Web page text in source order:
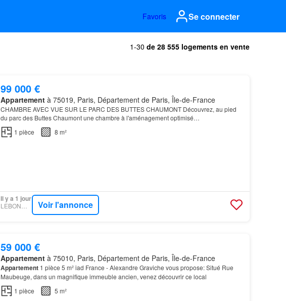
Favoris Se connecter
1-30 de 28 555 logements en vente
99 000 €
Appartementà 75019, Paris, Département de Paris, Île-de-France
CHAMBRE AVEC VUE SUR LE PARC DES BUTTES CHAUMONT Découvrez, au pied
du parc des Buttes Chaumont une chambre à l'aménagement optimisé…
1 pièce 8 m²
Il y a 1 jour
LEBONCOIN Voir l'annonce
59 000 €
Appartementà 75010, Paris, Département de Paris, Île-de-France
Appartement1 pièce 5 m² iad France - Alexandre Graviche vous propose: Situé Rue
Maubeuge, dans un magnifique immeuble ancien, venez découvrir ce local
1 pièce 5 m²